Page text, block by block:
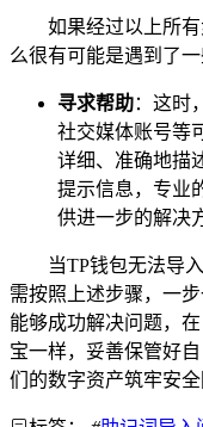
如果经过以上所
么很有可能是遇到了
寻求帮助：这时
社交媒体账号等
详细、准确地描
提示信息，专业
供进一步的解决
当TP钱包无法导
需按照上述步骤，一
能够成功解决问题，
宝一样，妥善保管好
们的数字资产筑牢安全